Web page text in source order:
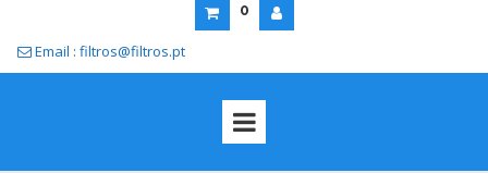
0
 Email : filtros@filtros.pt